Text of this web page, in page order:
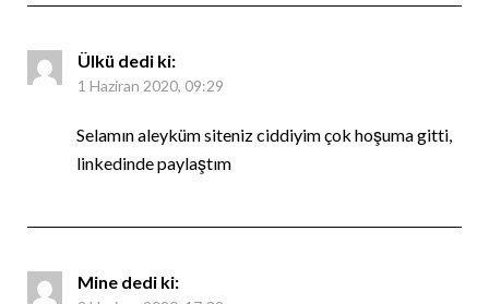
Ülkü dedi ki:
1 Haziran 2020, 09:29
Selamın aleyküm siteniz ciddiyim çok hoşuma gitti,
linkedinde paylaştım
Mine dedi ki: